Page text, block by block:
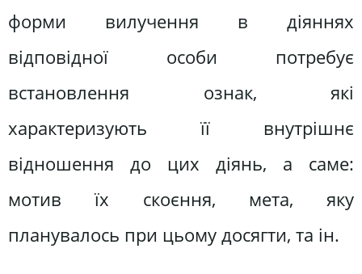
форми вилучення в діяннях
відповідної особи потребує
встановлення ознак, які
характеризують її внутрішнє
відношення до цих діянь, а саме:
мотив їх скоєння, мета, яку
планувалось при цьому досягти, та ін.